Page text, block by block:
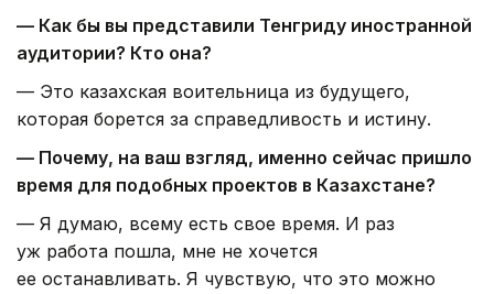
— Как бы вы представили Тенгриду иностранной
аудитории? Кто она?
— Это казахская воительница из будущего,
которая борется за справедливость и истину.
— Почему, на ваш взгляд, именно сейчас пришло
время для подобных проектов в Казахстане?
— Я думаю, всему есть свое время. И раз
уж работа пошла, мне не хочется
ее останавливать. Я чувствую, что это можно